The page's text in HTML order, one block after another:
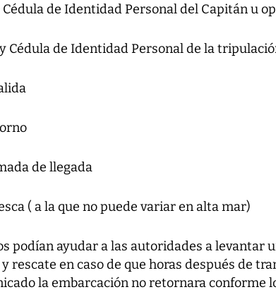
de Identidad Personal del Capitán u
Cédula de Identidad Personal de la
de llegada
( a la que no puede variar en alta mar)
podían ayudar a las autoridades a levantar
rescate en caso de que horas después de
la embarcación no retornara conforme